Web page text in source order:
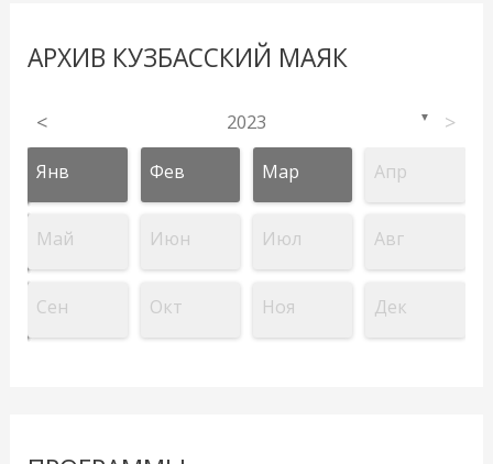
АРХИВ КУЗБАССКИЙ МАЯК
< 2023 ▼ >
Янв Фев Мар Апр
Май Июн Июл Авг
Сен Окт Ноя Дек